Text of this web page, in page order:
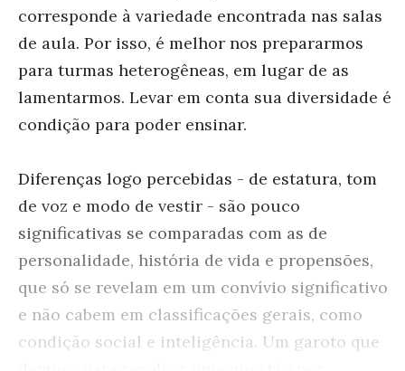
corresponde à variedade encontrada nas salas
de aula. Por isso, é melhor nos prepararmos
para turmas heterogêneas, em lugar de as
lamentarmos. Levar em conta sua diversidade é
condição para poder ensinar.
Diferenças logo percebidas - de estatura, tom
de voz e modo de vestir - são pouco
significativas se comparadas com as de
personalidade, história de vida e propensões,
que só se revelam em um convívio significativo
e não cabem em classificações gerais, como
condição social e inteligência. Um garoto que